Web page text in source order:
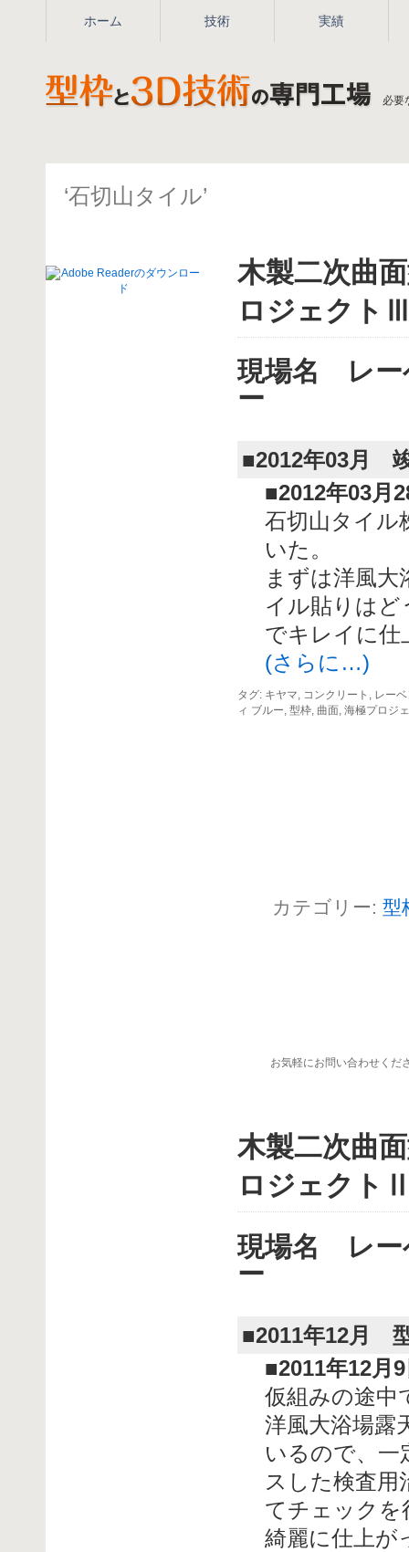
ホーム 技術 実績
必要
‘石切山タイル’
木製二次曲
ロジェクト
現場名 レー
ー
■2012年03月
■2012年03月
石切山タイル
いた。
まずは洋風大
イル貼りは
でキレイに仕
(さらに…)
タグ: キヤマ, コンクリート , レー
ィ ブルー, 型枠, 曲面, 海極プロジ
カテゴリー: 型
お気軽にお問い合わせくだ
木製二次曲
ロジェクト
現場名 レー
ー
■2011年12月
■2011年12月
仮組みの途中
洋風大浴場露
いるので、一
スした検査
てチェックを
綺麗に仕上が